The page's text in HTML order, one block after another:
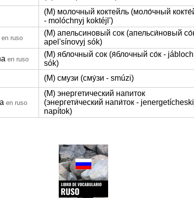
(M) молочный коктейль (моло́чный
- molóchnyj koktéjl')
en ruso
(M) апельсиновый сок (апельси́новый
apel'sínovyj sók)
en ruso
(M) яблочный сок (я́блочный со́к -
sók)
(M) смузи (сму́зи - smúzi)
en ruso
(M) энергетический напиток
(энергети́ческий напи́ток -
napítok)